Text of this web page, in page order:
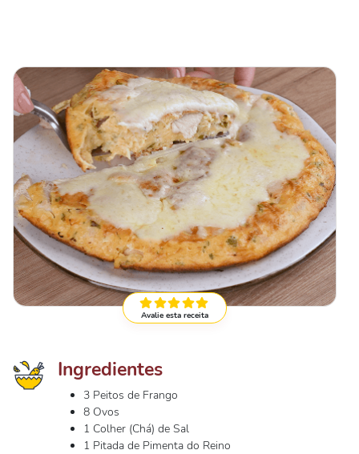
Avalie esta receita
Ingredientes
3 Peitos de Frango
8 Ovos
1 Colher (Chá) de Sal
1 Pitada de Pimenta do Reino